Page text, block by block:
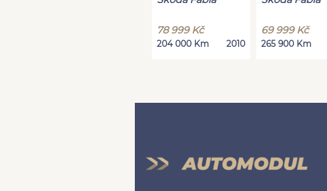
78 999 Kč
204 000 Km 2010
69 999 Kč
265 900 Km